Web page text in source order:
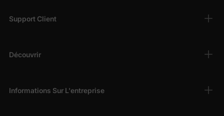
Support Client
Découvrir
Informations Sur L'entreprise